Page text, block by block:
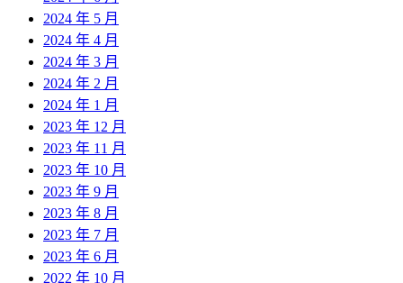
2024 年 5 月
2024 年 4 月
2024 年 3 月
2024 年 2 月
2024 年 1 月
2023 年 12 月
2023 年 11 月
2023 年 10 月
2023 年 9 月
2023 年 8 月
2023 年 7 月
2023 年 6 月
2022 年 10 月